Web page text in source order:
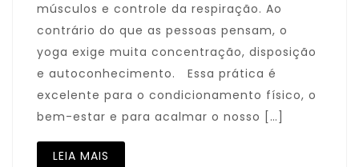
músculos e controle da respiração. Ao
contrário do que as pessoas pensam, o
yoga exige muita concentração, disposição
e autoconhecimento. Essa prática é
excelente para o condicionamento físico, o
bem-estar e para acalmar o nosso […]
LEIA MAIS